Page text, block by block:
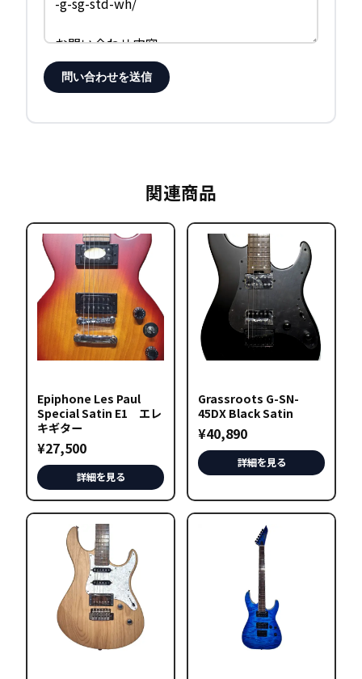
問い合わせを送信
関連商品
Epiphone Les Paul
Special Satin E1 エレ
キギター
¥27,500
詳細を見る
Grassroots G-SN-
45DX Black Satin
¥40,890
詳細を見る